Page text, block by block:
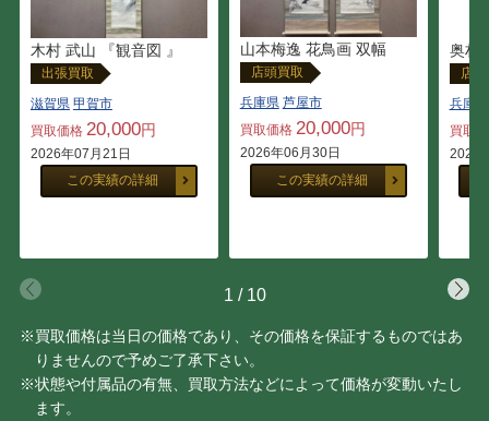
木村 武山 『観音図 』
出張買取
滋賀県 甲賀市
買取価格 20,000円
2026年07月21日
この実績の詳細
山本梅逸 花鳥画 双幅
店頭買取
兵庫県 芦屋市
買取価格 20,000円
2026年06月30日
この実績の詳細
奥村
店
兵庫県
買取
2026
1 / 10
※買取価格は当日の価格であり、その価格を保証するものではあ
りませんので予めご了承下さい。
※状態や付属品の有無、買取方法などによって価格が変動いたし
ます。